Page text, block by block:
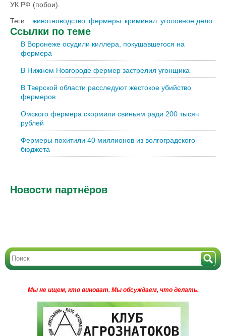
УК РФ (побои).
Теги:
животноводство фермеры криминал уголовное дело
Ссылки по теме
В Воронеже осудили киллера, покушавшегося на
фермера
В Нижнем Новгороде фермер застрелил угонщика
В Тверской области расследуют жестокое убийство
фермеров
Омского фермера скормили свиньям ради 200 тысяч
рублей
Фермеры похитили 40 миллионов из волгоградского
бюджета
Новости партнёров
Мы не ищем, кто виноват. Мы обсуждаем, что делать.